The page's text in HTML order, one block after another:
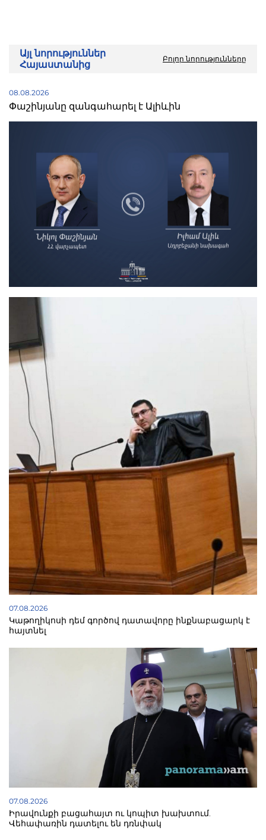
Այլ նորություններ
Հայաստանից
Բոլոր նորությունները
08.08.2026
Փաշինյանը զանգահարել է Ալիևին
07.08.2026
Կաթողիկոսի դեմ գործով դատավորը ինքնաբացարկ է
հայտնել
07.08.2026
Իրավունքի բացահայտ ու կոպիտ խախտում.
Վեհափառին դատելու են դռնփակ